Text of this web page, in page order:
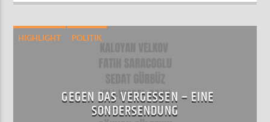
HIGHLIGHT POLITIK
GEGEN DAS VERGESSEN – EINE
SONDERSENDUNG